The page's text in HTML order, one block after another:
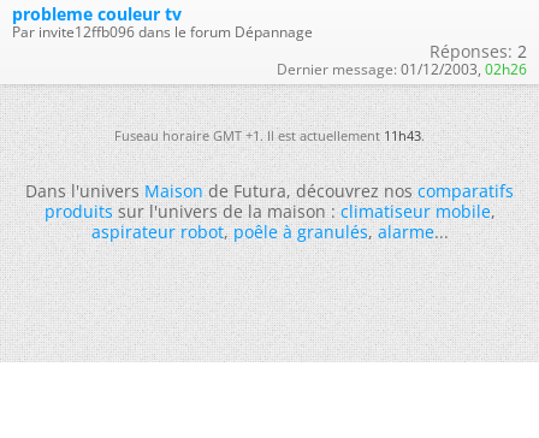
probleme couleur tv
Par invite12ffb096 dans le forum Dépannage
Réponses: 2
Dernier message: 01/12/2003, 02h26
Fuseau horaire GMT +1. Il est actuellement11h43.
Dans l'universMaisonde Futura, découvrez noscomparatifs
produitssur l'univers de la maison :climatiseur mobile,
aspirateur robot,poêle à granulés,alarme...